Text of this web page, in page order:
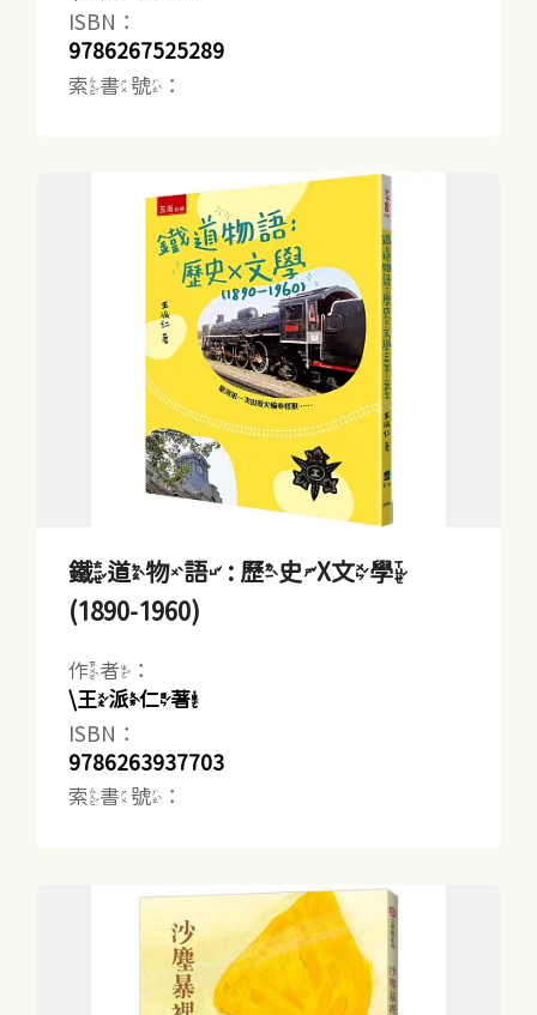
ISBN：
9786267525289
索書號：
鐵道物語 : 歷史X文學
(1890-1960)
作者：
\王派仁著
ISBN：
9786263937703
索書號：